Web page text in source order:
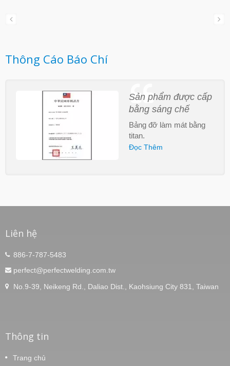
Thông Cáo Báo Chí
Sản phẩm được cấp
bằng sáng chế
Bảng đỡ làm mát bằng
titan.
Đọc Thêm
Liên hệ
886-7-787-5483
perfect@perfectwelding.com.tw
No.9-39, Neikeng Rd., Daliao Dist., Kaohsiung City 831, Taiwan
Thông tin
Trang chủ